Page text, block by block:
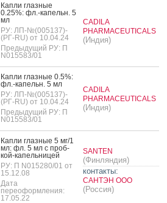
Кап­ли глаз­ные
0.25%: фл.-ка­пельн. 5
мл
РУ: ЛП-№(005137)-
(РГ-RU) от 10.04.24
Предыдущий РУ: П
N015583/01
CADILA
PHARMACEUTICALS
(Индия)
Кап­ли глаз­ные 0.5%:
фл.-ка­пельн. 5 мл
РУ: ЛП-№(005137)-
(РГ-RU) от 10.04.24
Предыдущий РУ: П
N015583/01
CADILA
PHARMACEUTICALS
(Индия)
Кап­ли глаз­ные 5 мг/1
мл: фл. 5 мл с проб­
кой-ка­пель­ни­цей
РУ: П N015280/01 от
15.12.08
Дата
переоформления:
17.05.22
SANTEN
(Финляндия)
контакты:
САНТЭН ООО
(Россия)